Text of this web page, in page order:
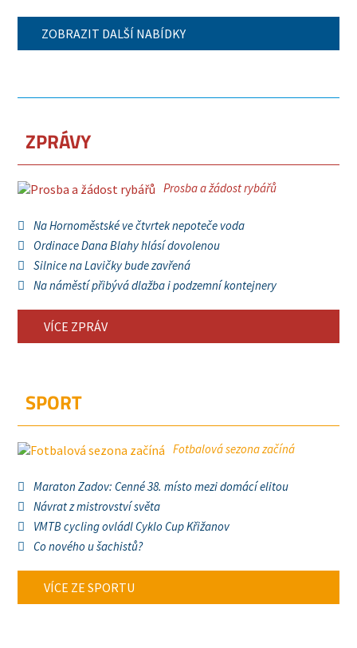
ZOBRAZIT DALŠÍ NABÍDKY
ZPRÁVY
Prosba a žádost rybářů
Na Hornoměstské ve čtvrtek nepoteče voda
Ordinace Dana Blahy hlásí dovolenou
Silnice na Lavičky bude zavřená
Na náměstí přibývá dlažba i podzemní kontejnery
VÍCE ZPRÁV
SPORT
Fotbalová sezona začíná
Maraton Zadov: Cenné 38. místo mezi domácí elitou
Návrat z mistrovství světa
VMTB cycling ovládl Cyklo Cup Křižanov
Co nového u šachistů?
VÍCE ZE SPORTU